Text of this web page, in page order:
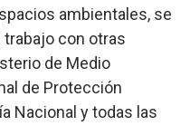
ambientales, se
con otras
de Medio
de Protección
Nacional y todas las